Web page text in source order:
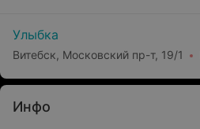
Улыбка
Витебск, Московский пр-т, 19/1
Инфо